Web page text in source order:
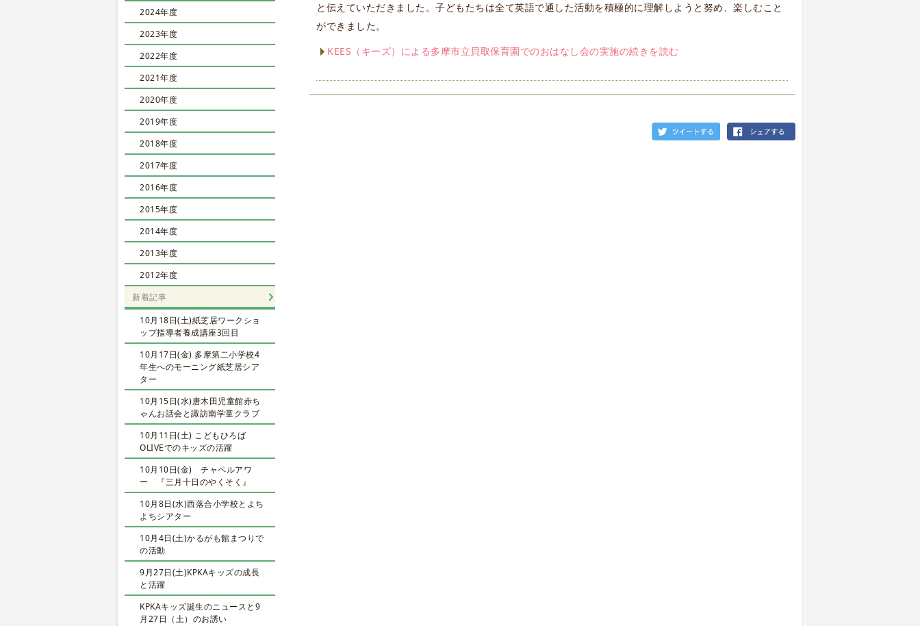
と伝えていただきました。子どもたちは全て英語で通した活動を積極的に理解しようと努め、楽しむこと
ができました。
KEES（キーズ）による多摩市立貝取保育園でのおはなし会の実施の続きを読む
2024年度
2023年度
2022年度
2021年度
2020年度
2019年度
2018年度
2017年度
2016年度
2015年度
2014年度
2013年度
2012年度
新着記事
10月18日(土)紙芝居ワークショ
ップ指導者養成講座3回目
10月17日(金) 多摩第二小学校4
年生へのモーニング紙芝居シア
ター
10月15日(水)唐木田児童館赤ち
ゃんお話会と諏訪南学童クラブ
10月11日(土) こどもひろば
OLIVEでのキッズの活躍
10月10日(金) チャペルアワ
ー 『三月十日のやくそく』
10月8日(水)西落合小学校とよち
よちシアター
10月4日(土)かるがも館まつりで
の活動
9月27日(土)KPKAキッズの成長
と活躍
KPKAキッズ誕生のニュースと9
月27日（土）のお誘い